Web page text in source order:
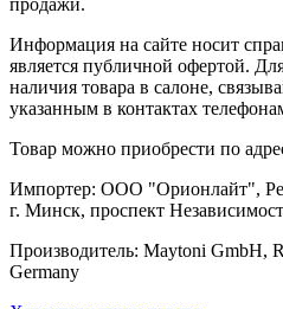
Информация на сайте носит
является публичной офертой.
наличия товара в салоне,
указанным в контактах
Товар можно приобрести по
Импортер: ООО "Орионлайт",
г. Минск, проспект
Производитель: Maytoni GmbH,
Germany